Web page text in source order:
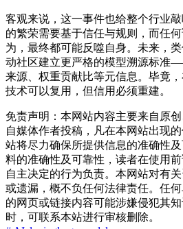
客观来说，这一事件也给整个行业
的繁荣需要基于信任与规则，而任
为，最终都可能反噬自身。未来，
动社区建立更严格的模型溯源标准
来源、权重贡献比等元信息。毕竟
技术可以复用，但信用必须重建。
免责声明：本网站内容主要来自原
自媒体作者投稿，凡在本网站出现
站将尽力确保所提供信息的准确性
料的准确性及可靠性，读者在使用
自主决定的行为负责。本网站对有
或遗漏，概不负任何法律责任。任
的网页或链接内容可能涉嫌侵犯其
时，可联系本站进行审核删除。